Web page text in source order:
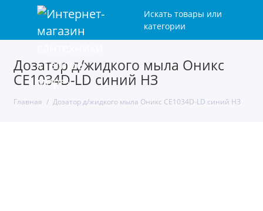
Искать товары или
категории
Дозатор д/жидкого мыла Оникс
CE1034D-LD синий НЗ
Главная Дозатор д/жидкого мыла Оникс CE1034D-LD синий НЗ